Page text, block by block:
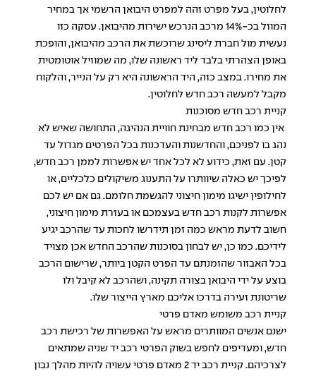
לחלוטין, בעל מפרט זהה למפרט היבואן הרשמי אך במחיר
המוזל בכ-14% מרכב הנרכש ישירות מהיבואן. עסקה כזו
נעשית מול חברת ליסינג שרוכשת את הרכב מהיבואן, והופכת
באופן הצהרתי בלבד ליד ראשונה שלו, מה שמוזיל אוטומטית
את מחירו. במצב כזה, היד הראשונה היא רק על הנייר, והלקוח
מקבל למעשה רכב חדש לחלוטין.
קניית רכב חדש מסוכנות
אין כמו רכב חדש מבחינת חוויית הנהיגה, התחושה שאיש לא
נהג בו לפניכם, והחדשנות והעדכנות בכל הפרטים מגדול עד
קטן. עם זאת, כידוע לא לכל אחד יש אפשרות לממן רכב חדש,
לפיכך יש כאלה שיוותרו על התענוג משיקולים כלכליים, או
לחילופין ישיגו מימון חיצוני להגשמת חלומם. גם אם יש לכם
אפשרות לקנות רכב חדש בעצמכם או בעזרת מימון חיצוני,
חשוב לדעת מראש כמה זמן תידרשו לחכות עד שהרכב יגיע
לידיכם. כמו כן, יש לבחון בסוכנות שהרכב החדש אכן מצויד
בכל האבזור שהזמנתם עד הפרט הקטן ביותר, שרישום הרכב
בוצע על ידי היבואן בצורה תקינה, ושהרכב לא קיבל ולו
שריטונת זעירה בדרכו אליכם מארץ הייצור שלו.
קניית רכב משומש מאדם פרטי
ישנם אנשים המוותרים מראש על האפשרות של רכישת רכב
חדש, ומעדיפים לחפש בשוק הפרטי רכב יד שניה שמתאים
לצרכיהם. קניית רכב יד 2 מאדם פרטי עשויה להיות מהלך נבון